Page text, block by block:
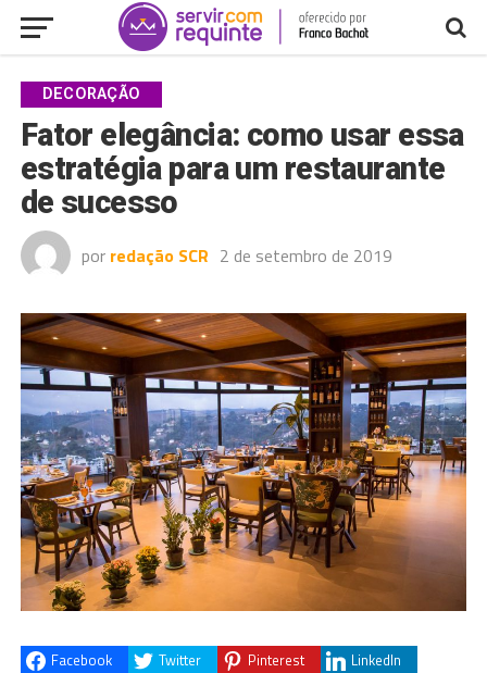
DECORAÇÃO
Fator elegância: como usar essa
estratégia para um restaurante
de sucesso
por redação SCR 2 de setembro de 2019
Facebook Twitter Pinterest
LinkedIn